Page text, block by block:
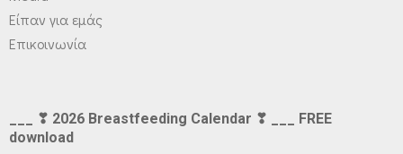
Είπαν για εμάς
Επικοινωνία
___ ❣ 2026 Breastfeeding Calendar ❣ ___ FREE
download